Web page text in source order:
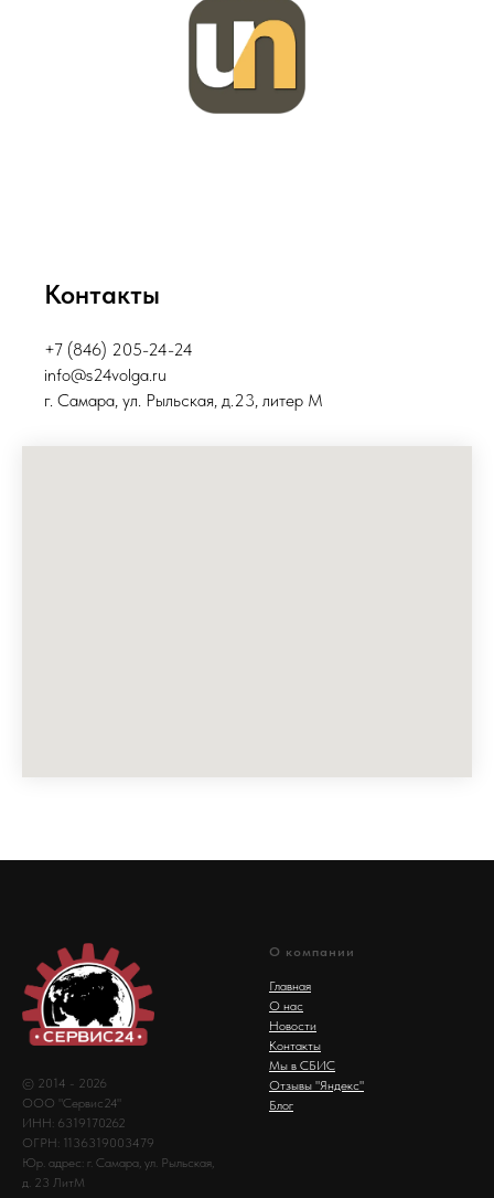
Контакты
+7 (846) 205-24-24
info@s24volga.ru
г. Самара, ул. Рыльская, д.23, литер М
© 2014 - 2026
ООО "Сервис24"
ИНН: 6319170262
ОГРН: 1136319003479
Юр. адрес: г. Самара, ул. Рыльская,
д. 23 ЛитМ
О компании
Главная
О нас
Новости
Контакты
Мы в СБИС
Отзывы "Яндекс"
Блог